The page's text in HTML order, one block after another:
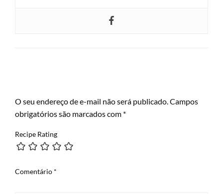
O seu endereço de e-mail não será publicado.Campos
obrigatórios são marcados com *
Recipe Rating
Comentário *